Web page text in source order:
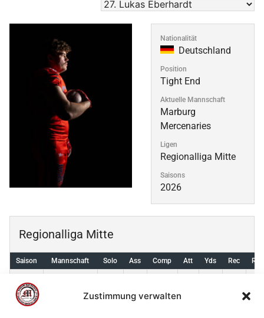
Zustimmung verwalten
Nationalität
Deutschland
Position
Tight End
Aktuelle Mannschaft
Marburg
Mercenaries
Ligen
Regionalliga Mitte
Saisons
2026
Regionalliga Mitte
Saison Mannschaft Solo Ass Comp Att Yds Rec
2026